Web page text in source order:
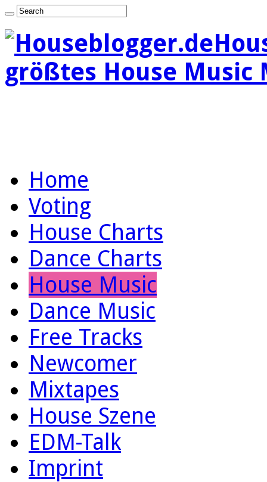
größtes House Music
Home
Voting
House Charts
Dance Charts
House Music
Dance Music
Free Tracks
Newcomer
Mixtapes
House Szene
EDM-Talk
Imprint